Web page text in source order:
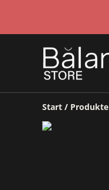
Start / Produkte